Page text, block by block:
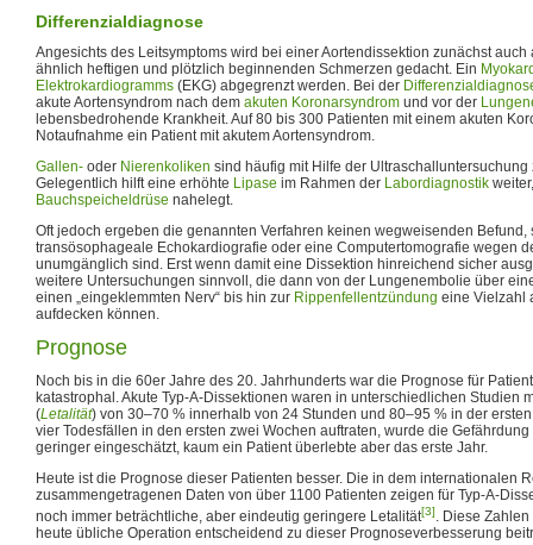
Differenzialdiagnose
Angesichts des Leitsymptoms wird bei einer Aortendissektion zunächst
ähnlich heftigen und plötzlich beginnenden Schmerzen gedacht. Ein
Elektrokardiogramms (EKG) abgegrenzt werden. Bei der
akute Aortensyndrom nach dem akuten Koronarsyndrom und vor der
lebensbedrohende Krankheit. Auf 80 bis 300 Patienten mit einem akuten
Notaufnahme ein Patient mit akutem Aortensyndrom.
Gallen- oder Nierenkoliken sind häufig mit Hilfe der Ultraschalluntersuchung
Gelegentlich hilft eine erhöhte Lipase im Rahmen der Labordiagnostik
Bauchspeicheldrüse nahelegt.
Oft jedoch ergeben die genannten Verfahren keinen wegweisenden Befund,
transösophageale Echokardiografie oder eine Computertomografie wegen
unumgänglich sind. Erst wenn damit eine Dissektion hinreichend sicher
weitere Untersuchungen sinnvoll, die dann von der Lungenembolie über
einen „eingeklemmten Nerv“ bis hin zur Rippenfellentzündung eine Vielzahl
aufdecken können.
Prognose
Noch bis in die 60er Jahre des 20. Jahrhunderts war die Prognose für
katastrophal. Akute Typ-A-Dissektionen waren in unterschiedlichen Studien
(Letalität) von 30–70 % innerhalb von 24 Stunden und 80–95 % in der
vier Todesfällen in den ersten zwei Wochen auftraten, wurde die
geringer eingeschätzt, kaum ein Patient überlebte aber das erste Jahr.
Heute ist die Prognose dieser Patienten besser. Die in dem internationalen
zusammengetragenen Daten von über 1100 Patienten zeigen für Typ-A-
noch immer beträchtliche, aber eindeutig geringere Letalität[3]. Diese
heute übliche Operation entscheidend zu dieser Prognoseverbesserung